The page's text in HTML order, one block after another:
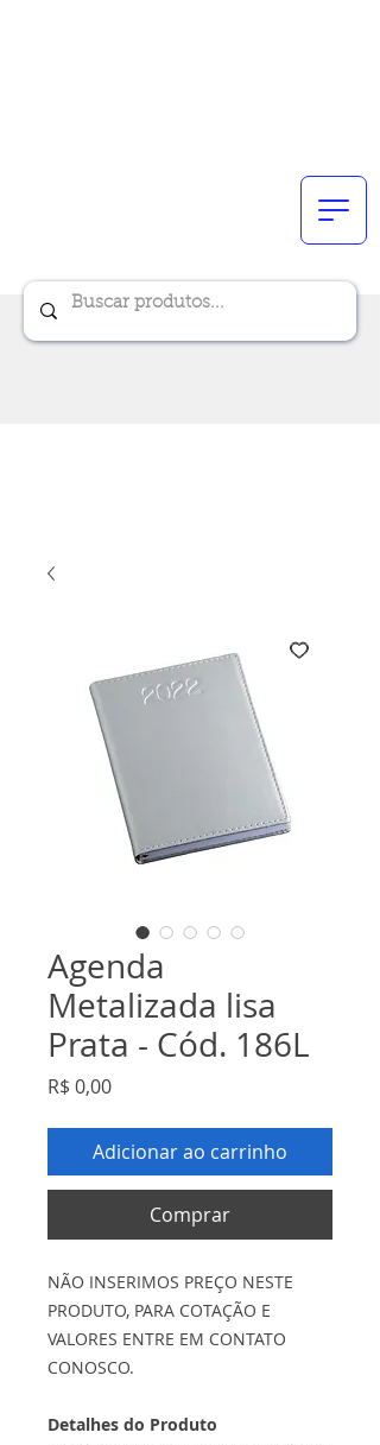
Agenda
Metalizada lisa
Prata - Cód. 186L
R$ 0,00Preço
Adicionar ao carrinho
Comprar
NÃO INSERIMOS PREÇO NESTE
PRODUTO, PARA COTAÇÃO E
VALORES ENTRE EM CONTATO
CONOSCO.
Detalhes do Produto